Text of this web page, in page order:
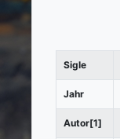
Sigle
Jahr
Autor[1]